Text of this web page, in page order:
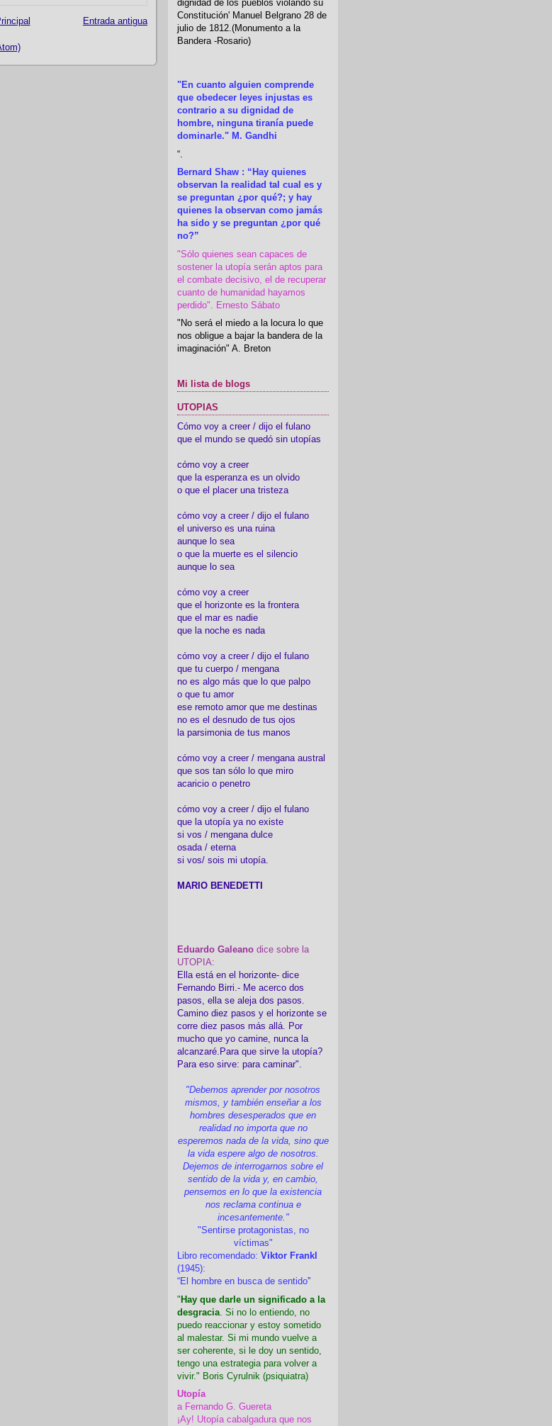
Entrada antigua
dignidad de los pueblos violando su
Constitución' Manuel Belgrano 28 de
julio de 1812.(Monumento a la
Bandera -Rosario)
"En cuanto alguien comprende
que obedecer leyes injustas es
contrario a su dignidad de
hombre, ninguna tiranía puede
dominarle." M. Gandhi
“
Bernard Shaw : “Hay quienes
observan la realidad tal cual es y
se preguntan ¿por qué?; y hay
quienes la observan como jamás
ha sido y se preguntan ¿por qué
no?”
"Sólo quienes sean capaces de
sostener la utopía serán aptos para
el combate decisivo, el de recuperar
cuanto de humanidad hayamos
perdido". Ernesto Sábato
"No será el miedo a la locura lo que
nos obligue a bajar la bandera de la
imaginación" A. Breton
Mi lista de blogs
UTOPIAS
Cómo voy a creer / dijo el fulano
que el mundo se quedó sin utopías
cómo voy a creer
que la esperanza es un olvido
o que el placer una tristeza
cómo voy a creer / dijo el fulano
el universo es una ruina
aunque lo sea
o que la muerte es el silencio
aunque lo sea
cómo voy a creer
que el horizonte es la frontera
que el mar es nadie
que la noche es nada
cómo voy a creer / dijo el fulano
que tu cuerpo / mengana
no es algo más que lo que palpo
o que tu amor
ese remoto amor que me destinas
no es el desnudo de tus ojos
la parsimonia de tus manos
cómo voy a creer / mengana austral
que sos tan sólo lo que miro
acaricio o penetro
cómo voy a creer / dijo el fulano
que la utopía ya no existe
si vos / mengana dulce
osada / eterna
si vos/ sois mi utopía.
MARIO BENEDETTI
Eduardo Galeano dice sobre la
UTOPIA:
Ella está en el horizonte- dice
Fernando Birri.- Me acerco dos
pasos, ella se aleja dos pasos.
Camino diez pasos y el horizonte se
corre diez pasos más allá. Por
mucho que yo camine, nunca la
alcanzaré.Para que sirve la utopía?
Para eso sirve: para caminar".
"Debemos aprender por nosotros
mismos, y también enseñar a los
hombres desesperados que en
realidad no importa que no
esperemos nada de la vida, sino que
la vida espere algo de nosotros.
Dejemos de interrogarnos sobre el
sentido de la vida y, en cambio,
pensemos en lo que la existencia
nos reclama continua e
incesantemente."
"Sentirse protagonistas, no
víctimas"
Libro recomendado: Viktor Frankl
(1945):
“El hombre en busca de sentido”
" Hay que darle un significado a la
desgracia. Si no lo entiendo, no
puedo reaccionar y estoy sometido
al malestar. Si mi mundo vuelve a
ser coherente, si le doy un sentido,
tengo una estrategia para volver a
vivir." Boris Cyrulnik (psiquiatra)
Utopía
a Fernando G. Guereta
¡Ay! Utopía cabalgadura que nos